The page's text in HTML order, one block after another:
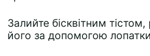
Залийте бісквітним тістом,
його за допомогою